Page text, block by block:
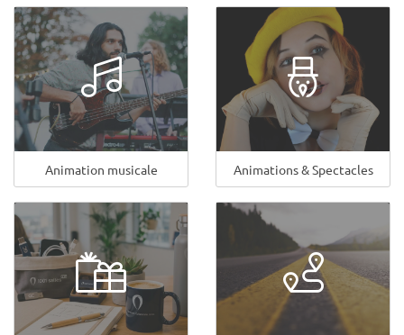
Animation musicale Animations & Spectacles